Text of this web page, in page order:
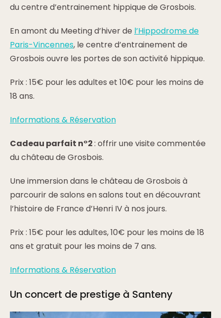
du centre d’entrainement hippique de Grosbois.
En amont du Meeting d’hiver de l’Hippodrome de
Paris-Vincennes, le centre d’entrainement de
Grosbois ouvre les portes de son activité hippique.
Prix : 15€ pour les adultes et 10€ pour les moins de
18 ans.
Informations & Réservation
Cadeau parfait n°2: offrir une visite commentée
du château de Grosbois.
Une immersion dans le château de Grosbois à
parcourir de salons en salons tout en découvrant
l’histoire de France d’Henri IV à nos jours.
Prix : 15€ pour les adultes, 10€ pour les moins de 18
ans et gratuit pour les moins de 7 ans.
Informations & Réservation
Un concert de prestige à Santeny